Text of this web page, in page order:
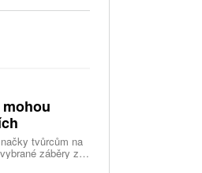
tvůrcům na
záběry z
Disney Verts.